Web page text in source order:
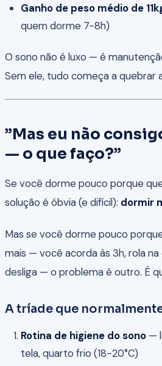
Ganho de peso médio de
quem dorme 7-8h)
O sono não é luxo — é
Sem ele, tudo começa a quebrar
”Mas eu não
— o que faço?”
Se você dorme pouco porque
solução é óbvia (e difícil): dormir
Mas se você dorme pouco
mais — você acorda às 3h, rola
desliga — o problema é outro. É
A tríade que
Rotina de higiene do sono—
tela, quarto frio (18-20°C)